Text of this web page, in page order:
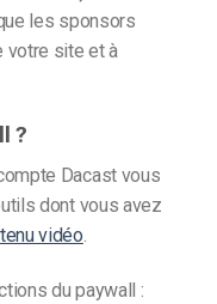
les sponsors
votre site et à
?
Dacast vous
dont vous avez
vidéo.
du paywall :